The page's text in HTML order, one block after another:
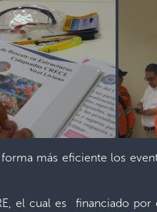
más eficiente los
el cual es financiado